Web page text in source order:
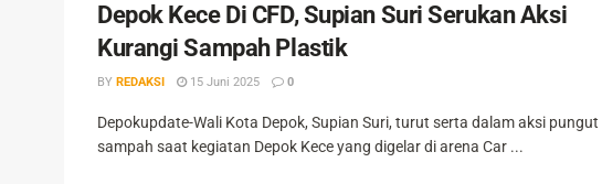
Depok Kece Di CFD, Supian Suri Serukan Aksi
Kurangi Sampah Plastik
BY REDAKSI 15 Juni 2025 0
Depokupdate-Wali Kota Depok, Supian Suri, turut serta dalam aksi pungut
sampah saat kegiatan Depok Kece yang digelar di arena Car ...